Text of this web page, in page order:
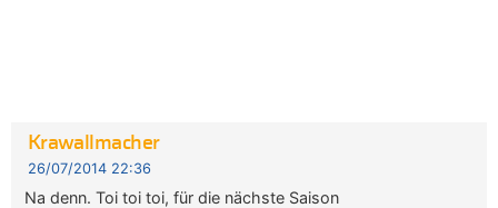
Krawallmacher
26/07/2014 22:36
Na denn. Toi toi toi, für die nächste Saison